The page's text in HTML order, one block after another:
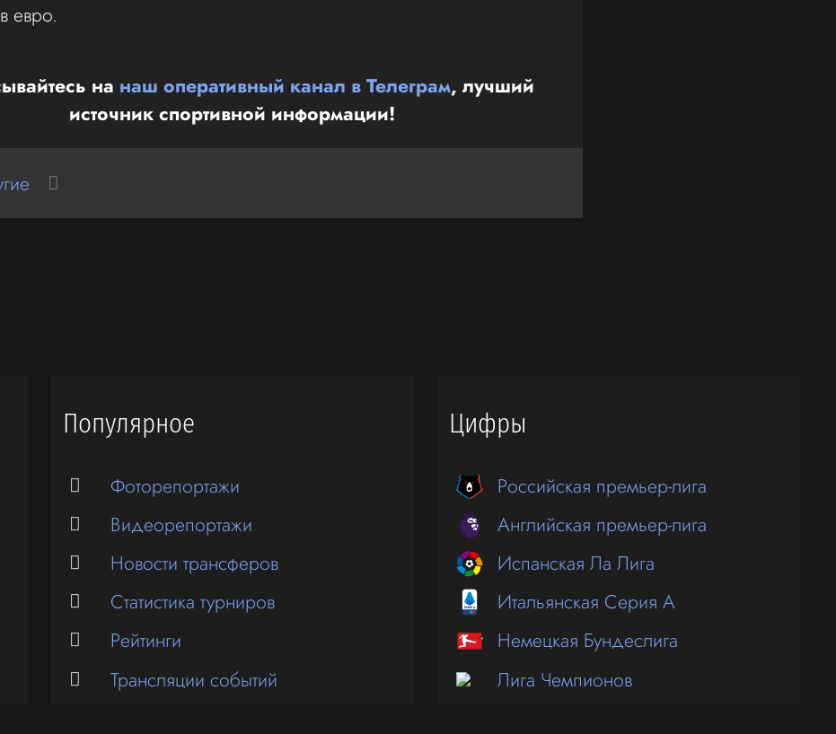
евро.
на наш оперативный канал в Телеграм, лучший
источник спортивной информации!
Популярное
Фоторепортажи
Видеорепортажи
Новости трансферов
Статистика турниров
Рейтинги
Трансляции событий
Цифры
Российская премьер-лига
Английская премьер-лига
Испанская Ла Лига
Итальянская Серия А
Немецкая Бундеслига
Лига Чемпионов